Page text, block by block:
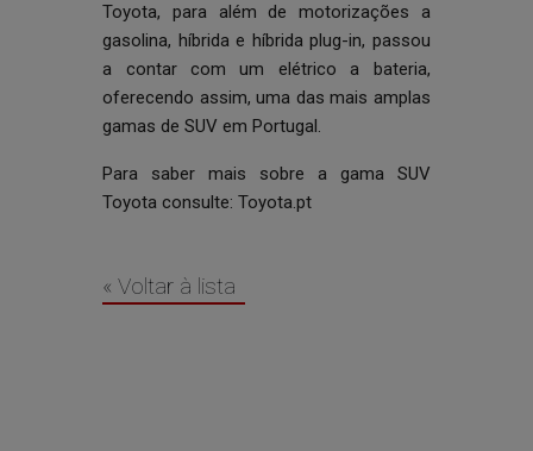
Toyota, para além de motorizações a
gasolina, híbrida e híbrida plug-in, passou
a contar com um elétrico a bateria,
oferecendo assim, uma das mais amplas
gamas de SUV em Portugal.
Para saber mais sobre a gama SUV
Toyota consulte:Toyota.pt
« Voltar à lista